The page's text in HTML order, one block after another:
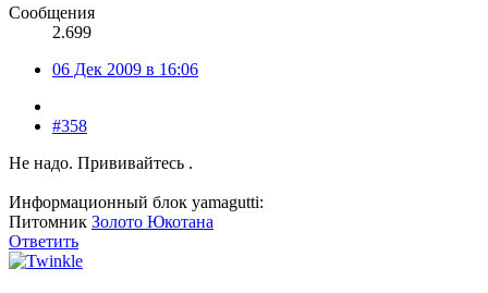
Сообщения
2.699
06 Дек 2009 в 16:06
#358
Не надо. Прививайтесь .
Информационный блок yamagutti:
Питомник Золото Юкотана
Ответить